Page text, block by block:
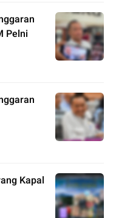
Pelni
Kapal